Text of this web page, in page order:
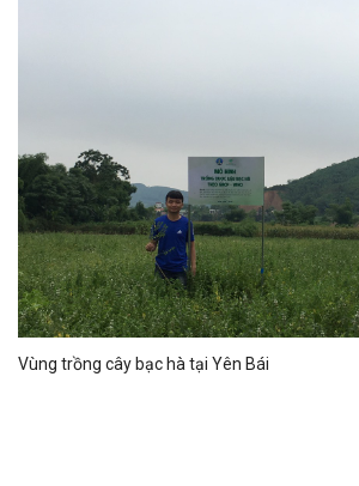
Vùng trồng cây bạc hà tại Yên Bái